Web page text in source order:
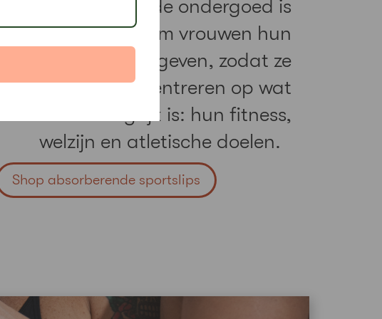
Onze absorberende ondergoed is
gemaakt om vrouwen hun
workouts terug te geven, zodat ze
zich kunnen concentreren op wat
echt belangrijk is: hun fitness,
welzijn en atletische doelen.
Shop absorberende sportslips